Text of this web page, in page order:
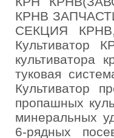
КРНВ
СЕКЦИЯ
Культиватор
культиватора
туковая
Культиватор
пропашных
минеральных
6-рядных